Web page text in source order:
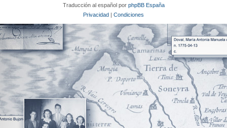
Traducción al español por phpBB España
Privacidad | Condiciones